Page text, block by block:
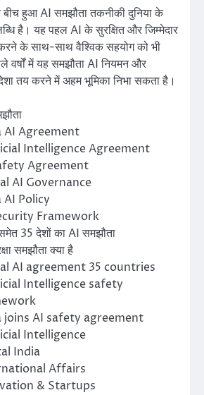
हुआ AI समझौता तकनीकी दुनिया के
है। यह पहल AI के सुरक्षित और जिम्मेदार
के साथ-साथ वैश्विक सहयोग को भी
में यह समझौता AI नियमन और
तय करने में अहम भूमिका निभा सकता है।
AI Agreement
Intelligence Agreement
Agreement
AI Governance
AI Policy
Framework
35 देशों का AI समझौता
समझौता क्या है
AI agreement 35 countries
Intelligence safety
joins AI safety agreement
Intelligence
India
Affairs
& Startups